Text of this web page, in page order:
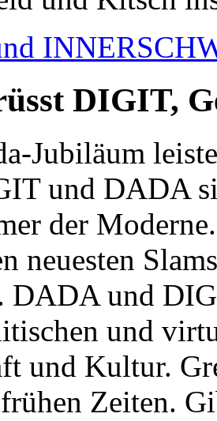
DIGIT,
Jubiläum
und DADA
der
neuesten
DADA und
und
und Kultur.
Zeiten.